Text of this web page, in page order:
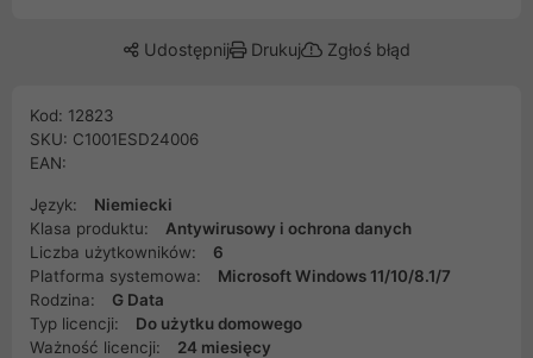
Udostępnij Drukuj Zgłoś błąd
Kod: 12823
SKU: C1001ESD24006
EAN:
Język:
Niemiecki
Klasa produktu:
Antywirusowy i ochrona danych
Liczba użytkowników:
6
Platforma systemowa:
Microsoft Windows 11/10/8.1/7
Rodzina:
G Data
Typ licencji:
Do użytku domowego
Ważność licencji:
24 miesięcy